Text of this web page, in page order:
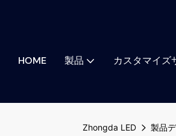
HOME 製品 カスタマイズ
Zhongda LED 製品